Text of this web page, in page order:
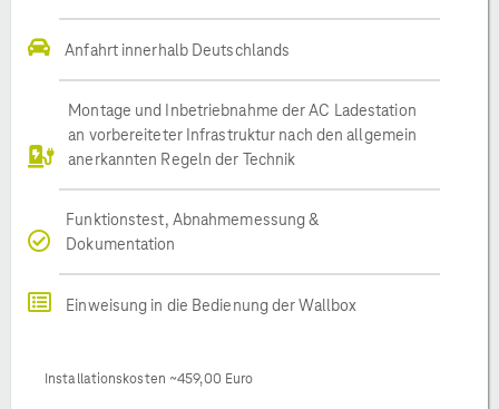
Anfahrt innerhalb Deutschlands
Montage und Inbetriebnahme der AC Ladestation
an vorbereiteter Infrastruktur nach den allgemein
anerkannten Regeln der Technik
Funktionstest, Abnahmemessung &
Dokumentation
Einweisung in die Bedienung der Wallbox
Installationskosten ~459,00 Euro